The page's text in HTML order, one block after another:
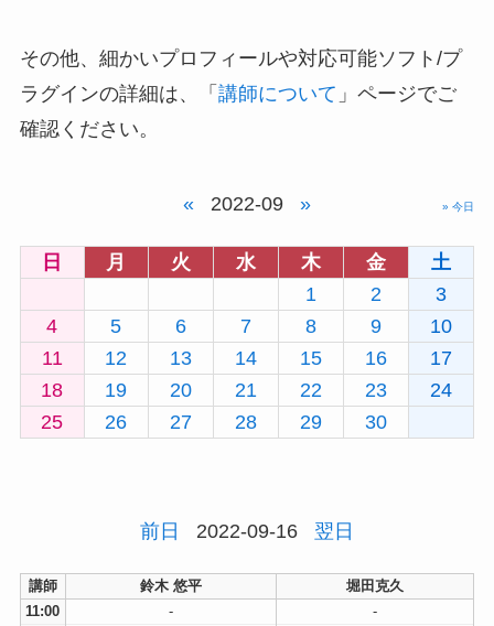
その他、細かいプロフィールや対応可能ソフト/プ
ラグインの詳細は、「 講師について 」ページでご
確認ください。
« 2022-09 » » 今日
日 月 火 水 木 金
土
1
2
3
4
5 6 7 8 9
10
11
12 13 14 15 16
17
18
19 20 21 22 23
24
25
26 27 28 29 30
前日 2022-09-16 翌日
講師 鈴木 悠平
堀田克久
11:00
-
-